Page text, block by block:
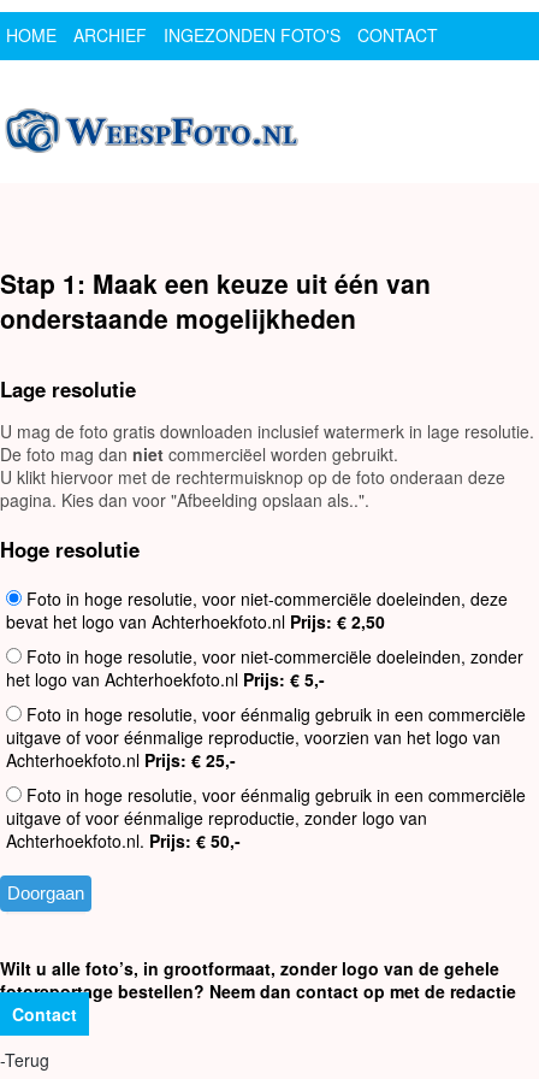
HOME ARCHIEF INGEZONDEN FOTO'S
CONTACT
Stap 1: Maak een keuze uit één van
onderstaande mogelijkheden
Lage resolutie
U mag de foto gratis downloaden inclusief watermerk in lage resolutie.
De foto mag dan niet commerciëel worden gebruikt.
U klikt hiervoor met de rechtermuisknop op de foto onderaan deze
pagina. Kies dan voor "Afbeelding opslaan als..".
Hoge resolutie
Foto in hoge resolutie, voor niet-commerciële doeleinden, deze
bevat het logo van Achterhoekfoto.nl Prijs: € 2,50
Foto in hoge resolutie, voor niet-commerciële doeleinden, zonder
het logo van Achterhoekfoto.nl Prijs: € 5,-
Foto in hoge resolutie, voor éénmalig gebruik in een commerciële
uitgave of voor éénmalige reproductie, voorzien van het logo van
Achterhoekfoto.nl Prijs: € 25,-
Foto in hoge resolutie, voor éénmalig gebruik in een commerciële
uitgave of voor éénmalige reproductie, zonder logo van
Achterhoekfoto.nl. Prijs: € 50,-
Wilt u alle foto’s, in grootformaat, zonder logo van de gehele
fotoreportage bestellen? Neem dan contact op met de redactie
Contact
-Terug